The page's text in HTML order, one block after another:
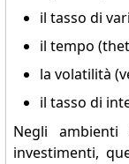
il tasso di
il tempo
la volatilità
il tasso di
Negli
investimenti,